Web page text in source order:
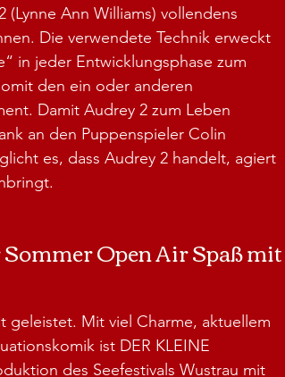
(Lynne Ann Williams) vollendens
Die verwendete Technik erweckt
in jeder Entwicklungsphase zum
den ein oder anderen
Damit Audrey 2 zum Leben
an den Puppenspieler Colin
es, dass Audrey 2 handelt, agiert
Open Air Spaß mit
geleistet. Mit viel Charme, aktuellem
ist DER KLEINE
des Seefestivals Wustrau mit